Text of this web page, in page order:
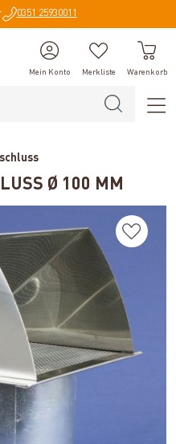
0351 25930011
Mein Konto Merkliste Warenkorb
Ø 100 MM